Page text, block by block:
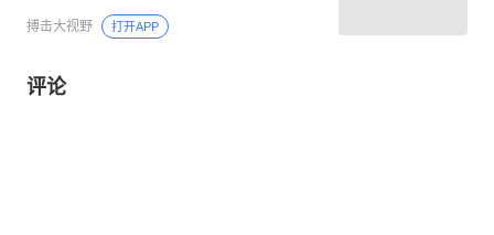
搏击大视野 打开APP
评论